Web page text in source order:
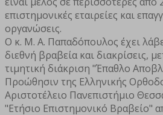
επιστημονικές εταιρείες και
οργανώσεις.
Ο κ. Μ. Α. Παπαδόπουλος έχει
διεθνή βραβεία και διακρίσεις,
τιμητική διάκριση "Έπαθλο
Προώθησιν της Ελληνικής
Αριστοτέλειο Πανεπιστήμιο
"Ετήσιο Επιστημονικό Βραβείο"